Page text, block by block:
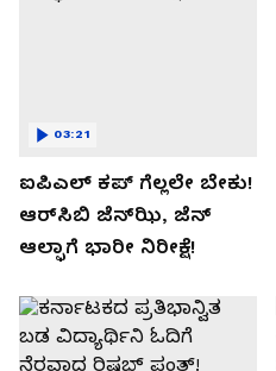
ಐಪಿಎಲ್ ಕಪ್‌ ಗೆಲ್ಲಲೇ ಬೇಕು!
ಆರ್‌ಸಿಬಿ ಜೆನ್‌ಝಿ, ಜೆನ್‌
ಆಲ್ಫಾಗೆ ಭಾರೀ ನಿರೀಕ್ಷೆ!
03:21